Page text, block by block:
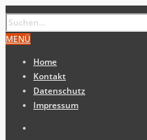
MENÜ
Home
Kontakt
Datenschutz
Impressum